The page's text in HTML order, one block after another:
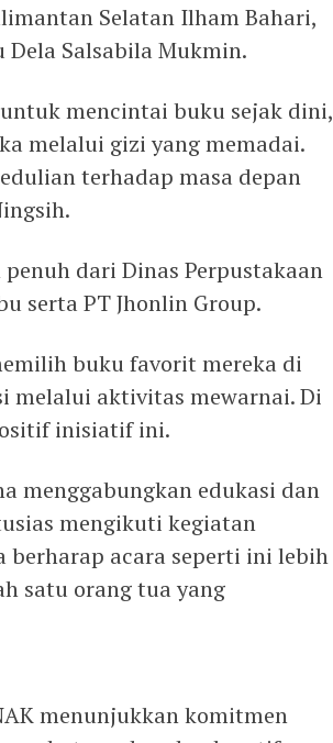
Selatan Ilham Bahari,
Dela Salsabila Mukmin.
mencintai buku sejak dini,
melalui gizi yang memadai.
terhadap masa depan
dari Dinas Perpustakaan
serta PT Jhonlin Group.
buku favorit mereka di
melalui aktivitas mewarnai. Di
inisiatif ini.
menggabungkan edukasi dan
mengikuti kegiatan
berharap acara seperti ini lebih
satu orang tua yang
menunjukkan komitmen